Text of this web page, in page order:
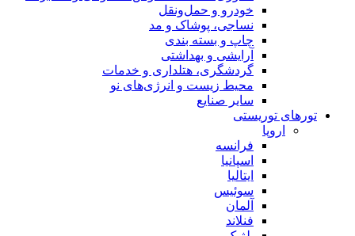
خودرو و حمل‌و‌نقل
نساجی، پوشاک و مد
چاپ و بسته بندی
آرایشی و بهداشتی
گردشگری، هتلداری و خدمات
محیط زیست و انرژی‌های نو
سایر صنایع
تورهای توریستی
اروپا
فرانسه
اسپانیا
ایتالیا
سوئیس
آلمان
فنلاند